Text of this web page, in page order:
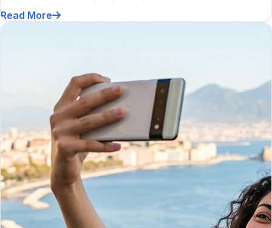
Read More